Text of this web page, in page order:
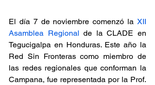
El día 7 de noviembre comenzó la XII
Asamblea Regional de la CLADE en
Tegucigalpa en Honduras. Este año la
Red Sin Fronteras como miembro de
las redes regionales que conforman la
Campana, fue representada por la Prof.